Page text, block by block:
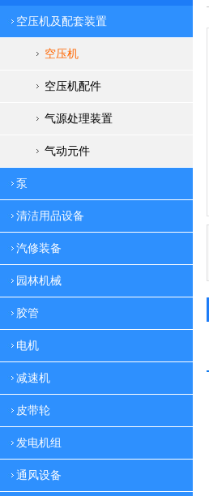
空压机及配套装置
空压机
空压机配件
气源处理装置
气动元件
泵
清洁用品设备
汽修装备
园林机械
胶管
电机
减速机
皮带轮
发电机组
通风设备